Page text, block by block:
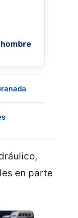
en parte